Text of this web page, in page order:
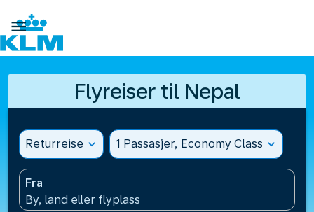

Flyreiser til Nepal
Returreise expand_more 1 Passasjer, Economy Class expand_more
Fra
By, land eller flyplass